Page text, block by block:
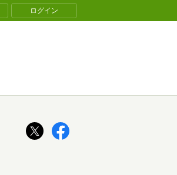
ログイン